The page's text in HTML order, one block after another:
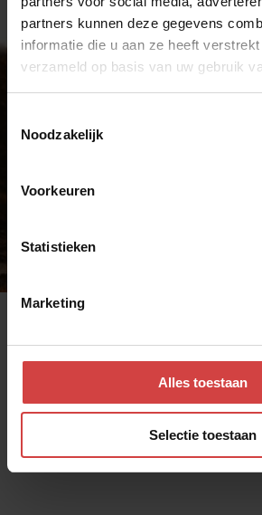
partners kunnen deze gegevens
informatie die u aan ze heeft
verzameld op basis van uw gebruik
Noodzakelijk
Voorkeuren
Statistieken
Marketing
Alles toestaan
Selectie toestaan